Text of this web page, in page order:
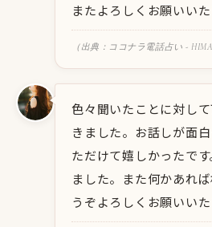
またよろしくお願いいた
（出典：ココナラ電話占い -
色々聞いたことに対し
きました。お話しが面
ただけて嬉しかったで
ました。また何かあれ
うぞよろしくお願いいた